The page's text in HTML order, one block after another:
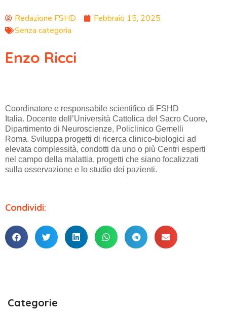
Redazione FSHD
Febbraio 15, 2025
Senza categoria
Enzo Ricci
Coordinatore e responsabile scientifico di FSHD
Italia. Docente dell’Università Cattolica del Sacro Cuore,
Dipartimento di Neuroscienze, Policlinico Gemelli
Roma. Sviluppa progetti di ricerca clinico-biologici ad
elevata complessità, condotti da uno o più Centri esperti
nel campo della malattia, progetti che siano focalizzati
sulla osservazione e lo studio dei pazienti.
Condividi:
Categorie